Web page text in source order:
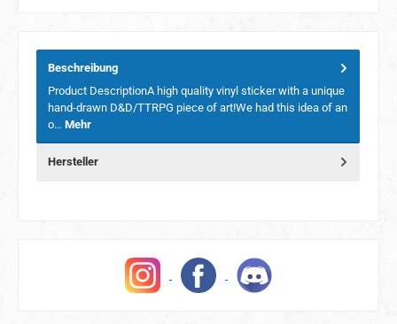
Beschreibung
Product DescriptionA high quality vinyl sticker with a unique
hand-drawn D&D/TTRPG piece of art!We had this idea of an
o… Mehr
Hersteller